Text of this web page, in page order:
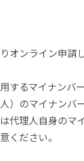
オンライン申請
するマイナンバ
人）のマイナンバ
代理人自身のマ
ください。